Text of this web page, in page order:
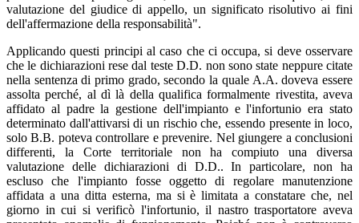
valutazione del giudice di appello, un significato risolutivo ai fini
dell'affermazione della responsabilità".
Applicando questi principi al caso che ci occupa, si deve osservare
che le dichiarazioni rese dal teste D.D. non sono state neppure citate
nella sentenza di primo grado, secondo la quale A.A. doveva essere
assolta perché, al dì là della qualifica formalmente rivestita, aveva
affidato al padre la gestione dell'impianto e l'infortunio era stato
determinato dall'attivarsi di un rischio che, essendo presente in loco,
solo B.B. poteva controllare e prevenire. Nel giungere a conclusioni
differenti, la Corte territoriale non ha compiuto una diversa
valutazione delle dichiarazioni di D.D.. In particolare, non ha
escluso che l'impianto fosse oggetto di regolare manutenzione
affidata a una ditta esterna, ma si è limitata a constatare che, nel
giorno in cui si verificò l'infortunio, il nastro trasportatore aveva